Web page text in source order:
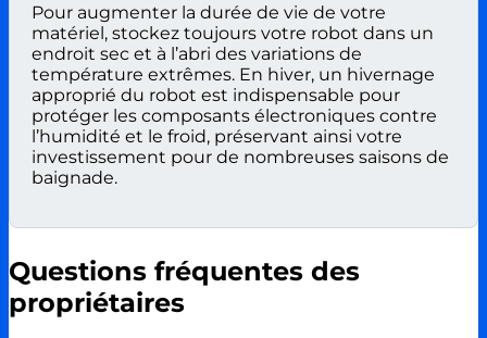
Pour augmenter la durée de vie de votre
matériel, stockez toujours votre robot dans un
endroit sec et à l’abri des variations de
température extrêmes. En hiver, un hivernage
approprié du robot est indispensable pour
protéger les composants électroniques contre
l’humidité et le froid, préservant ainsi votre
investissement pour de nombreuses saisons de
baignade.
Questions fréquentes des
propriétaires